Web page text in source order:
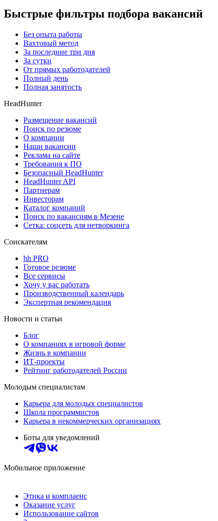
Быстрые фильтры подбора вакансий
Без опыта работы
Вахтовый метод
За последние три дня
За сутки
От прямых работодателей
Полный день
Полная занятость
HeadHunter
Размещение вакансий
Поиск по резюме
О компании
Наши вакансии
Реклама на сайте
Требования к ПО
Безопасный HeadHunter
HeadHunter API
Партнерам
Инвесторам
Каталог компаний
Поиск по вакансиям в Мезене
Сетка: соцсеть для нетворкинга
Соискателям
hh PRO
Готовое резюме
Все сервисы
Хочу у вас работать
Производственный календарь
Экспертная рекомендация
Новости и статьи
Блог
О компаниях в игровой форме
Жизнь в компании
ИТ-проекты
Рейтинг работодателей России
Молодым специалистам
Карьера для молодых специалистов
Школа программистов
Карьера в некоммерческих организациях
Боты для уведомлений
Мобильное приложение
Этика и комплаенс
Оказание услуг
Использование сайтов